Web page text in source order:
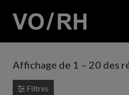
Affichage de 1 – 20 des
Filtres